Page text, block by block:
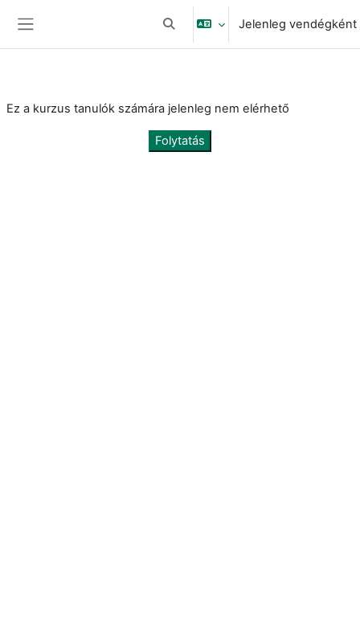
Keresési bemeneti adatok váltása
Jelenleg
Ez a kurzus tanulók számára jelenleg nem elérhető
Folytatás